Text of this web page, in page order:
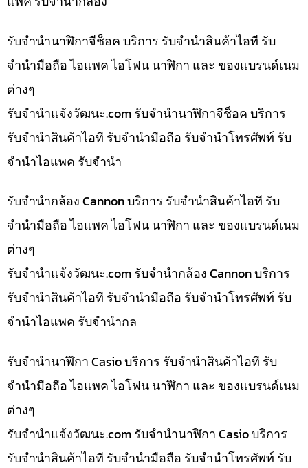
รับจำนำนาฬิกาจีช็อค บริการ รับจำนำสินค้าไอที รับ
จำนำมือถือ ไอแพค ไอโฟน นาฬิกา และ ของแบรนด์เนม
ต่างๆ
รับจํานําแจ้งวัฒนะ.com รับจำนำนาฬิกาจีช็อค บริการ
รับจำนำสินค้าไอที รับจำนำมือถือ รับจำนำโทรศัพท์ รับ
จำนำไอแพค รับจำนำ
รับจำนำกล้อง Cannon บริการ รับจำนำสินค้าไอที รับ
จำนำมือถือ ไอแพค ไอโฟน นาฬิกา และ ของแบรนด์เนม
ต่างๆ
รับจํานําแจ้งวัฒนะ.com รับจำนำกล้อง Cannon บริการ
รับจำนำสินค้าไอที รับจำนำมือถือ รับจำนำโทรศัพท์ รับ
จำนำไอแพค รับจำนำกล
รับจำนำนาฬิกา Casio บริการ รับจำนำสินค้าไอที รับ
จำนำมือถือ ไอแพค ไอโฟน นาฬิกา และ ของแบรนด์เนม
ต่างๆ
รับจํานําแจ้งวัฒนะ.com รับจำนำนาฬิกา Casio บริการ
รับจำนำสินค้าไอที รับจำนำมือถือ รับจำนำโทรศัพท์ รับ